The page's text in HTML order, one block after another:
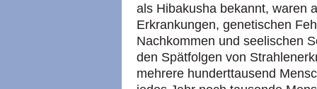
als Hibakusha bekannt, waren
Erkrankungen, genetischen
Nachkommen und seelischen
den Spätfolgen von
mehrere hunderttausend